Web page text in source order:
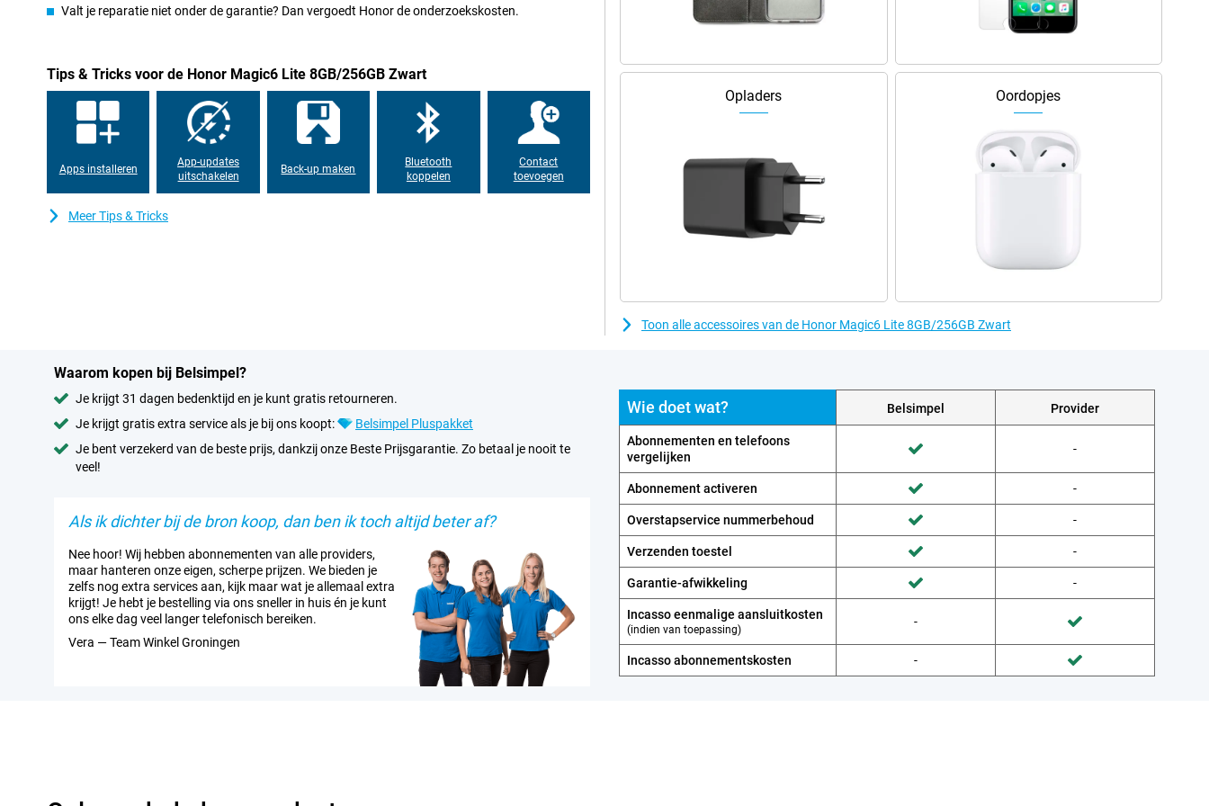
Valt je reparatie niet onder de garantie? Dan vergoedt Honor de onderzoekskosten.
Tips & Tricks voor de Honor Magic6 Lite 8GB/256GB Zwart
Apps installeren
App-updates
uitschakelen
Back-up maken
Bluetooth
koppelen
Contact
toevoegen
Meer Tips & Tricks
Opladers Oordopjes
Toon alle accessoires van de Honor Magic6 Lite 8GB/256GB Zwart
Waarom kopen bij Belsimpel?
Je krijgt 31 dagen bedenktijd en je kunt gratis retourneren.
Je krijgt gratis extra service als je bij ons koopt:
Belsimpel Pluspakket
Je bent verzekerd van de beste prijs, dankzij onze Beste Prijsgarantie. Zo betaal je nooit te
veel!
Als ik dichter bij de bron koop, dan ben ik toch altijd beter af?
Nee hoor! Wij hebben abonnementen van alle providers,
maar hanteren onze eigen, scherpe prijzen. We bieden je
zelfs nog extra services aan, kijk maar wat je allemaal extra
krijgt! Je hebt je bestelling via ons sneller in huis én je kunt
ons elke dag veel langer telefonisch bereiken.
Vera — Team Winkel Groningen
Wie doet wat? Belsimpel Provider
Abonnementen en telefoons
vergelijken
Wordt gedaan door Belsimpel Wordt niet gedaan door Provider
-
Abonnement activeren Wordt gedaan door Belsimpel Wordt niet gedaan door Provider
-
Overstapservice nummerbehoud Wordt gedaan door Belsimpel Wordt niet gedaan door Provider
-
Verzenden toestel Wordt gedaan door Belsimpel Wordt niet gedaan door Provider
-
Garantie-afwikkeling Wordt gedaan door Belsimpel Wordt niet gedaan door Provider
-
Incasso eenmalige aansluitkosten
(indien van toepassing)
Wordt niet gedaan door Belsimpel
- Wordt gedaan door Provider
Incasso abonnements­kosten Wordt niet gedaan door Belsimpel
- Wordt gedaan door Provider